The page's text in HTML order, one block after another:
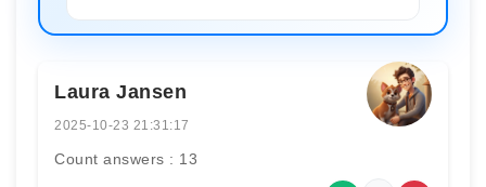
Laura Jansen
2025-10-23 21:31:17
Count answers : 13